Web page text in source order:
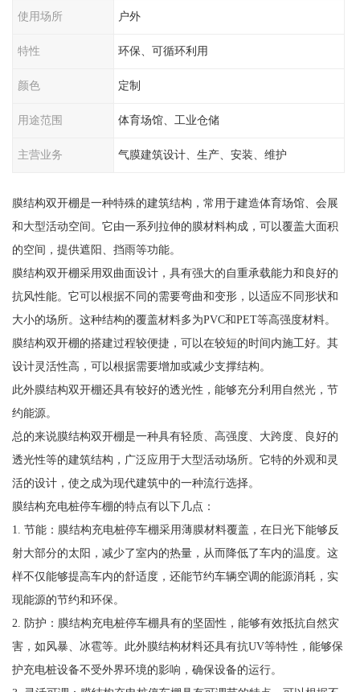
使用场所 户外
特性 环保、可循环利用
颜色 定制
用途范围 体育场馆、工业仓储
主营业务 气膜建筑设计、生产、安装、维护
膜结构双开棚是一种特殊的建筑结构，常用于建造体育场馆、会展
和大型活动空间。它由一系列拉伸的膜材料构成，可以覆盖大面积
的空间，提供遮阳、挡雨等功能。
膜结构双开棚采用双曲面设计，具有强大的自重承载能力和良好的
抗风性能。它可以根据不同的需要弯曲和变形，以适应不同形状和
大小的场所。这种结构的覆盖材料多为PVC和PET等高强度材料。
膜结构双开棚的搭建过程较便捷，可以在较短的时间内施工好。其
设计灵活性高，可以根据需要增加或减少支撑结构。
此外膜结构双开棚还具有较好的透光性，能够充分利用自然光，节
约能源。
总的来说膜结构双开棚是一种具有轻质、高强度、大跨度、良好的
透光性等的建筑结构，广泛应用于大型活动场所。它特的外观和灵
活的设计，使之成为现代建筑中的一种流行选择。
膜结构充电桩停车棚的特点有以下几点：
1. 节能：膜结构充电桩停车棚采用薄膜材料覆盖，在日光下能够反
射大部分的太阳，减少了室内的热量，从而降低了车内的温度。这
样不仅能够提高车内的舒适度，还能节约车辆空调的能源消耗，实
现能源的节约和环保。
2. 防护：膜结构充电桩停车棚具有的坚固性，能够有效抵抗自然灾
害，如风暴、冰雹等。此外膜结构材料还具有抗UV等特性，能够保
护充电桩设备不受外界环境的影响，确保设备的运行。